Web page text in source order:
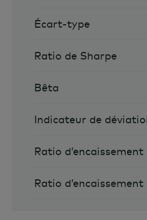
Écart-type
Ratio de Sharpe
Bêta
Indicateur de
Ratio d’encaissement
Ratio d’encaissement